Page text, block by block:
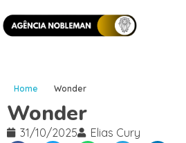
Home Wonder
Wonder
31/10/2025 Elias Cury